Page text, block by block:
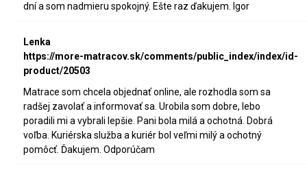
dní a som nadmieru spokojný. Ešte raz ďakujem. Igor
Lenka
https://more-matracov.sk/comments/public_index/index/id-
product/20503
Matrace som chcela objednať online, ale rozhodla som sa
radšej zavolať a informovať sa. Urobila som dobre, lebo
poradili mi a vybrali lepšie. Pani bola milá a ochotná. Dobrá
voľba. Kuriérska služba a kuriér bol veľmi milý a ochotný
pomôcť. Ďakujem. Odporúčam